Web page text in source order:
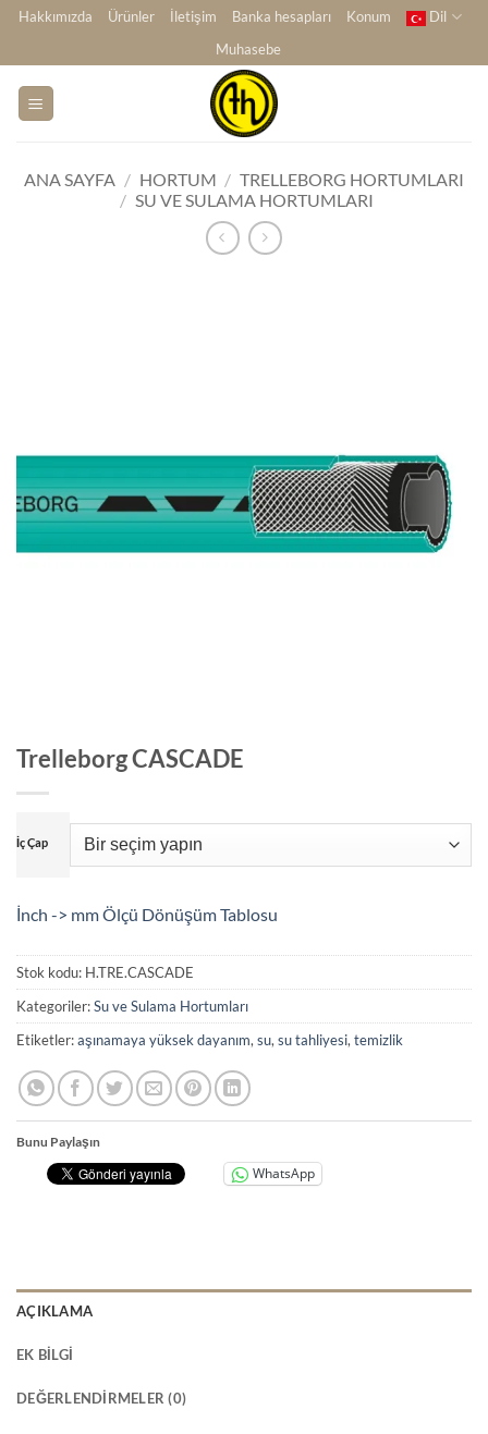
İçeriğe
Hakkımızda Ürünler İletişim Banka hesapları Konum
Dil
Muhasebe
ANA SAYFA / HORTUM / TRELLEBORG HORTUMLARI
/ SU VE SULAMA HORTUMLARI
Trelleborg CASCADE
İç Çap
İnch -> mm Ölçü Dönüşüm Tablosu
Stok kodu: H.TRE.CASCADE
Kategoriler:Su ve Sulama Hortumları
Etiketler:aşınamaya yüksek dayanım, su, su tahliyesi, temizlik
Bunu Paylaşın
WhatsApp
AÇIKLAMA
EK BILGI
DEĞERLENDIRMELER (0)